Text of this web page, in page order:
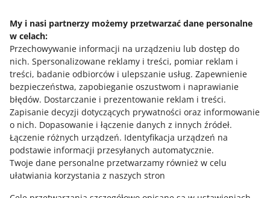
My i nasi partnerzy możemy przetwarzać dane personalne
w celach:
Przechowywanie informacji na urządzeniu lub dostęp do
nich. Spersonalizowane reklamy i treści, pomiar reklam i
treści, badanie odbiorców i ulepszanie usług. Zapewnienie
bezpieczeństwa, zapobieganie oszustwom i naprawianie
błędów. Dostarczanie i prezentowanie reklam i treści.
Zapisanie decyzji dotyczących prywatności oraz informowanie
o nich. Dopasowanie i łączenie danych z innych źródeł.
Łączenie różnych urządzeń. Identyfikacja urządzeń na
podstawie informacji przesyłanych automatycznie.
Twoje dane personalne przetwarzamy również w celu
ułatwiania korzystania z naszych stron
Zapytaj społeczność
Zajrzyj na Allegro Gadane